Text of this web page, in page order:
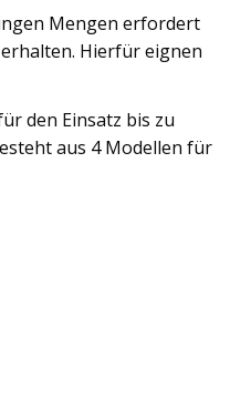
Mengen erfordert
Hierfür eignen
den Einsatz bis zu
aus 4 Modellen für